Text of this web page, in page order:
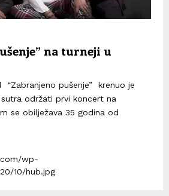
na turneji u
“Zabranjeno pušenje” krenuo je
održati prvi koncert na
se obilježava 35 godina od
wp-
10/hub.jpg